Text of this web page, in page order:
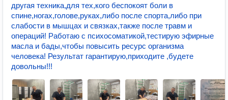
другая техника,для тех,кого беспокоят боли в
спине,ногах,голове,руках,либо после спорта,либо при
слабости в мышцах и связках,также после травм и
операций! Работаю с психосоматикой,тестирую эфирные
масла и бады,чтобы повысить ресурс организма
человека! Результат гарантирую,приходите ,будете
довольны!!!